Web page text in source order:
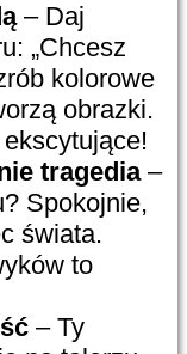
– Daj
„Chcesz
kolorowe
obrazki.
tragedia–
Spokojnie,
świata.
to
– Ty